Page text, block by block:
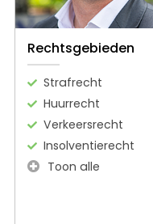
Rechtsgebieden
Strafrecht
Huurrecht
Verkeersrecht
Insolventierecht
Toon alle